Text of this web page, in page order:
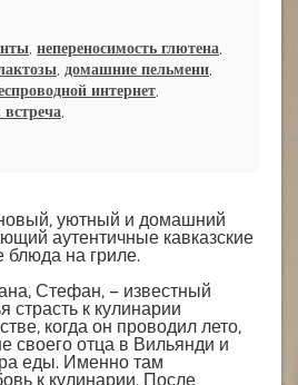
, непереносимость глютена,
, домашние пельмени,
интернет,
встреча,
уютный и домашний
аутентичные кавказские
блюда на гриле.
Стефан, – известный
страсть к кулинарии
когда он проводил лето,
своего отца в Вильянди и
еды. Именно там
к кулинарии. После